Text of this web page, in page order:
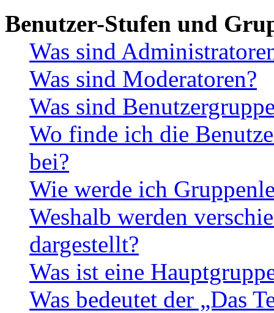
Benutzer-Stufen und
Was sind
Was sind Moderatoren?
Was sind
Wo finde ich die
bei?
Wie werde ich
Weshalb werden
dargestellt?
Was ist eine
Was bedeutet der „Das